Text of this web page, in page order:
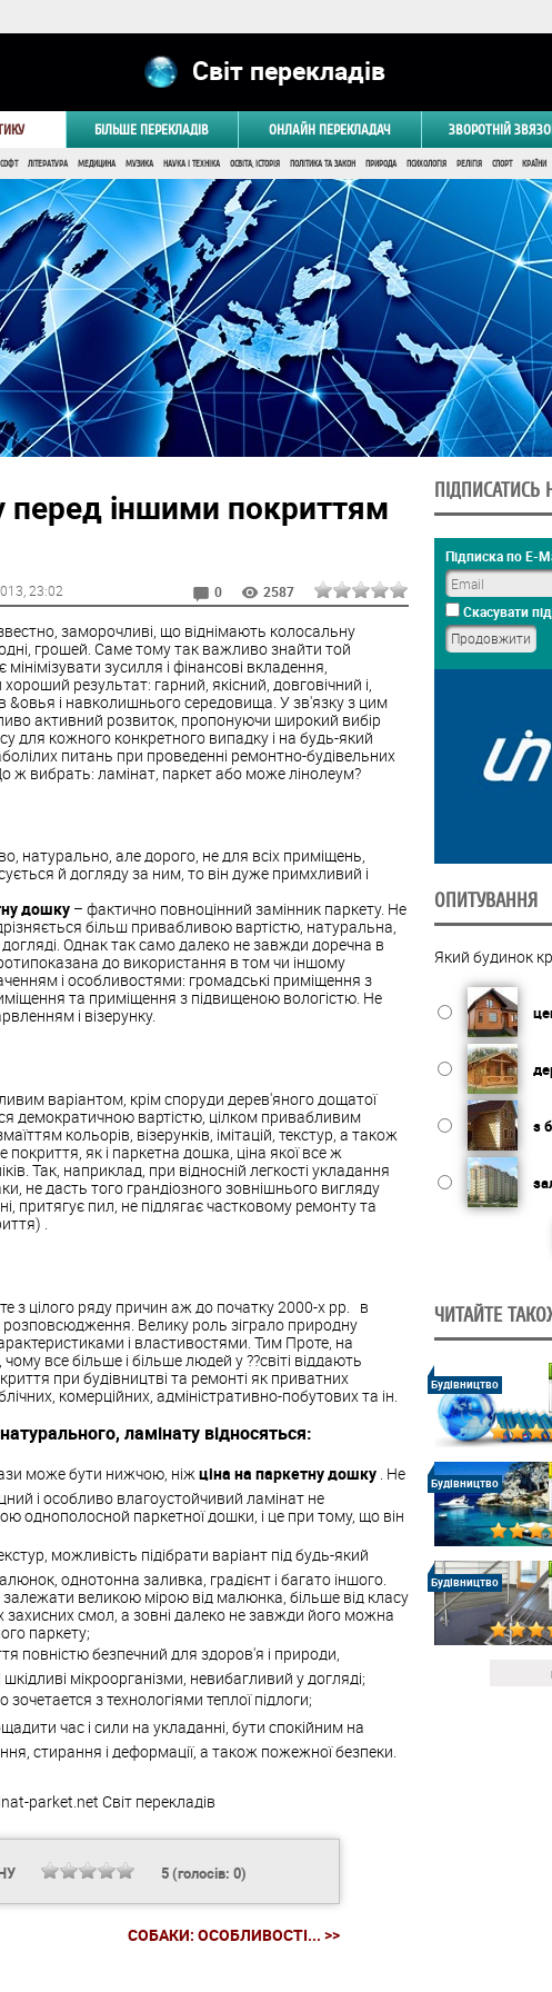
Світ перекладів
БІЛЬШЕ ПЕРЕКЛАДІВ ОНЛАЙН ПЕРЕКЛАДАЧ ЗВОРОТНІЙ
ЛІТЕРАТУРА МЕДИЦИНА МУЗИКА НАУКА І ТЕХНІКА ОСВІТА, ІСТОРІЯ ПОЛІТИКА ТА ЗАКОН ПРИРОДА ПСИХОЛОГІЯ РЕЛІГІЯ СПОРТ КРАЇНИ
перед іншими покриттям
, 23:02 0 2587
заморочливі, що віднімають колосальну
грошей. Саме тому так важливо знайти той
зусилля і фінансові вкладення,
результат: гарний, якісний, довговічний і,
&овья і навколишнього середовища. У зв'язку з цим
активний розвиток, пропонуючи широкий вибір
для кожного конкретного випадку і на будь-який
питань при проведенні ремонтно-будівельних
ж вибрать: ламінат, паркет або може лінолеум?
натурально, але дорого, не для всіх приміщень,
й догляду за ним, то він дуже примхливий і
дошку – фактично повноцінний замінник паркету. Не
більш привабливою вартістю, натуральна,
Однак так само далеко не завжди доречна в
до використання в том чи іншому
і особливостями: громадські приміщення з
та приміщення з підвищеною вологістю. Не
і візерунку.
варіантом, крім споруди дерев'яного дощатої
демократичною вартістю, цілком привабливим
кольорів, візерунків, імітацій, текстур, а також
покриття, як і паркетна дошка, ціна якої все ж
Так, наприклад, при відносній легкості укладання
не дасть того грандіозного зовнішнього вигляду
притягує пил, не підлягає частковому ремонту та
.
з цілого ряду причин аж до початку 2000-х рр. в
розповсюдження. Велику роль зіграло природну
і властивостями. Тим Проте, на
все більше і більше людей у ??світі віддають
при будівництві та ремонті як приватних
комерційних, адміністративно-побутових та ін.
ламінату відносяться:
може бути нижчою, ніжціна на паркетну дошку . Не
і особливо влагоустойчивий ламінат не
однополосной паркетної дошки, і це при тому, що він
можливість підібрати варіант під будь-який
однотонна заливка, градієнт і багато іншого.
великою мірою від малюнка, більше від класу
захисних смол, а зовні далеко не завжди його можна
паркету;
повністю безпечний для здоров'я і природи,
мікроорганізми, невибагливий у догляді;
зочетается з технологіями теплої підлоги;
час і сили на укладанні, бути спокійним на
стирання і деформації, а також пожежної безпеки.
parket.net Світ перекладів
5(голосів: 0)
СОБАКИ: ОСОБЛИВОСТІ... >>
Підписка по E-
Скасувати
ОПИТУВАННЯ
Який будинок
з
ЧИТАЙТЕ
Будівництво
Будівництво
Будівництво